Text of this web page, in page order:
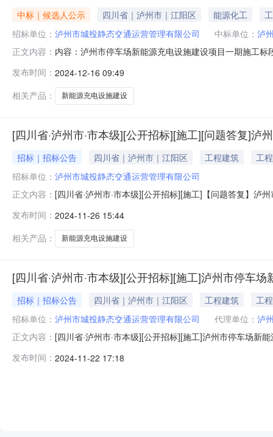
中标｜候选人公示 四川省｜泸州市｜江阳区 能源化工
招标单位： 泸州市城投静态交通运营管理有限公司 中标单位： 泸
正文内容： 内容：泸州市停车场新能源充电设施建设项目一期施工
司招标人联系电话招标代理机构泸州发展国际项目咨询
12-16至2
发布时间： 2024-12-16 09:49
相关产品：
新能源充电设施建设
[四川省·泸州市·市本级][公开招标][施工][问题答复]
招标｜招标公告 四川省｜泸州市｜江阳区 工程建筑
工程
招标单位： 泸州市城投静态交通运营管理有限公司
正文内容： [四川省·泸州市·市本级][公开招标][施工]【问题答复】泸
目一期回复本项目补遗文件已提供控制价CJZ文件，请
变是
发布时间： 2024-11-26 15:44
相关产品：
新能源充电设施建设
[四川省·泸州市·市本级][公开招标][施工]泸州市停车
招标｜招标公告 四川省｜泸州市｜江阳区 工程建筑
工程
招标单位： 泸州市城投静态交通运营管理有限公司 代理单位： 泸
正文内容： [四川省·泸州市·市本级][公开招标][施工]泸州市停车场新
工标段标段招标公告1.招标条件1.1本招标项目泸州市停
发布时间： 2024-11-22 17:18